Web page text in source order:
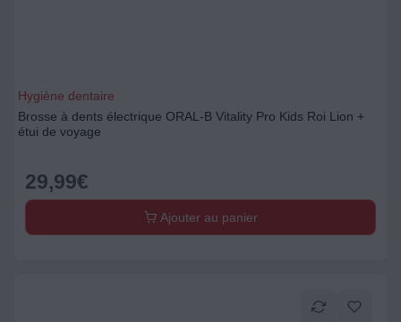
Hygiène dentaire
Brosse à dents électrique ORAL-B Vitality Pro Kids Roi Lion +
étui de voyage
29,99€
Ajouter au panier